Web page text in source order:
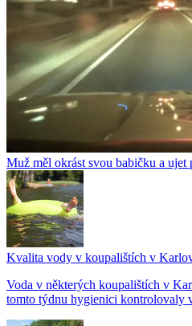
Muž měl okrást svou babičku a
Kvalita vody v koupalištích v
Voda v některých koupalištích v
tomto týdnu hygienici kontrolovaly